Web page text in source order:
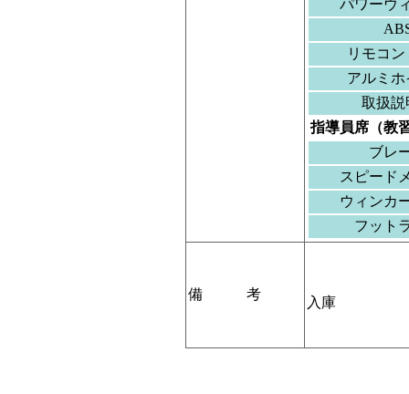
パワーウ
リモコ
アルミ
取扱説
指導員席（教
ブレ
スピード
ウィンカ
フット
備 考
入庫